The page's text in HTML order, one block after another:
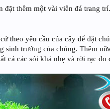
thêm một vài viên đá trang
theo yêu cầu của cây để đặt
trưởng của chúng. Thêm
cả các sỏi khá nhẹ và rời rạc